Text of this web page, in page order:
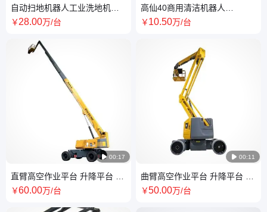
自动扫地机器人工业洗地机厂
家批发 操作简单 多传感器
￥28.00万/台
 00:17
直臂高空作业平台 升降平台 集
成自诊断 全国可发
￥60.00万/台
高仙40商用清洁机器人
Vacuum 室内跨楼层 地毯/扫地
￥10.50万/台
 00:11
曲臂高空作业平台 升降平台 转
弯半径小 口碑良好
￥50.00万/台